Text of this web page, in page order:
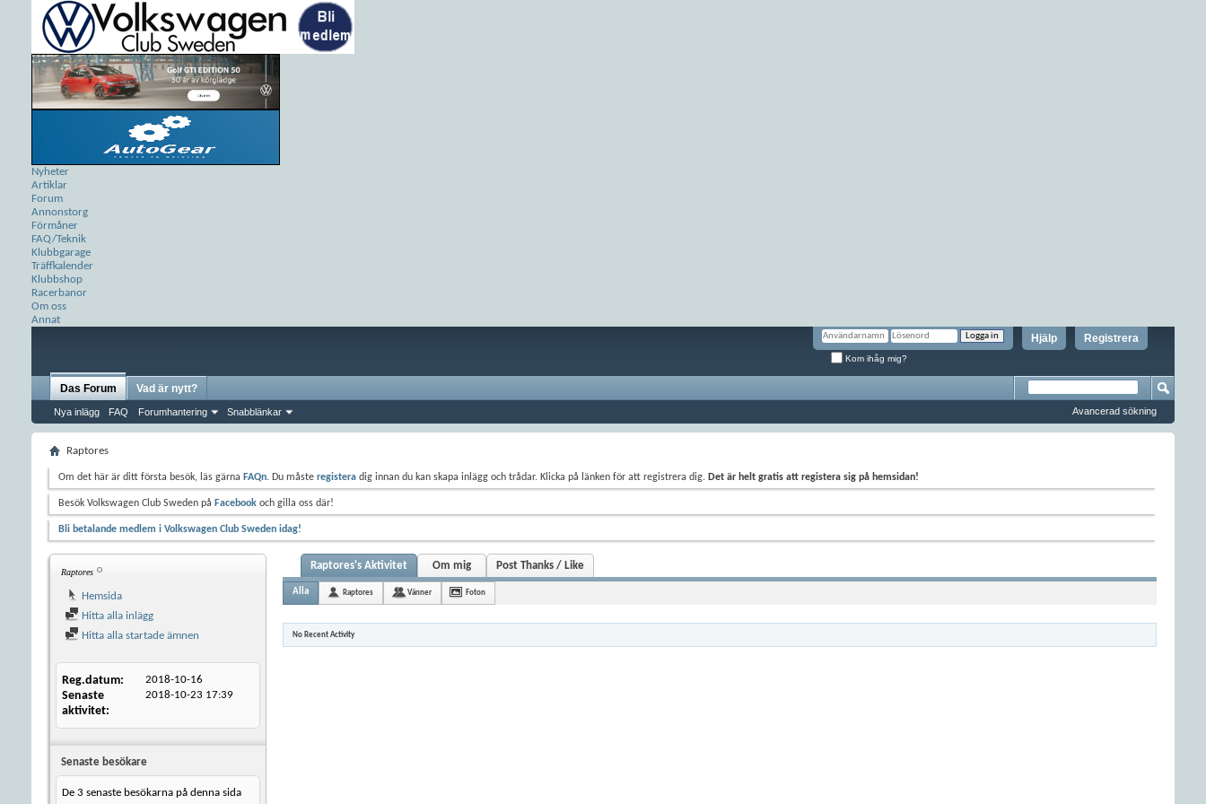
Nyheter
Artiklar
Forum
Annonstorg
Förmåner
FAQ/Teknik
Klubbgarage
Träffkalender
Klubbshop
Racerbanor
Om oss
Annat
Registrera
Hjälp
Kom ihåg mig?
Das Forum
Nya inlägg FAQ Forumhantering Snabblänkar
Vad är nytt?
Avancerad sökning
Raptores
Om det här är ditt första besök, läs gärna FAQn. Du måste registera dig innan du kan skapa inlägg och trådar. Klicka på länken för att registrera dig. Det är helt gratis att registera sig på hemsidan!
Besök Volkswagen Club Sweden på Facebook och gilla oss där!
Bli betalande medlem i Volkswagen Club Sweden idag!
Raptores
Hemsida
Hitta alla inlägg
Hitta alla startade ämnen
Reg.datum 2018-10-16
Senaste
aktivitet
2018-10-23 17:39
Senaste besökare
De 3 senaste besökarna på denna sida
Raptores's Aktivitet Om mig Post Thanks / Like
Alla Raptores Vänner Foton
No Recent Activity